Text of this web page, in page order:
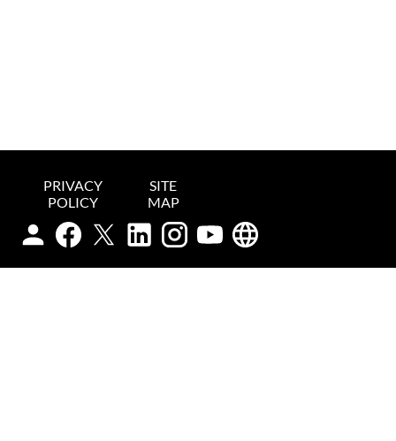
PRIVACY
POLICY
SITE
MAP